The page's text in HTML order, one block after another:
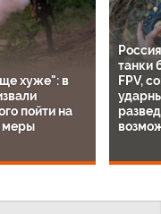
хуже": в
пойти на
меры
танки
FPV,